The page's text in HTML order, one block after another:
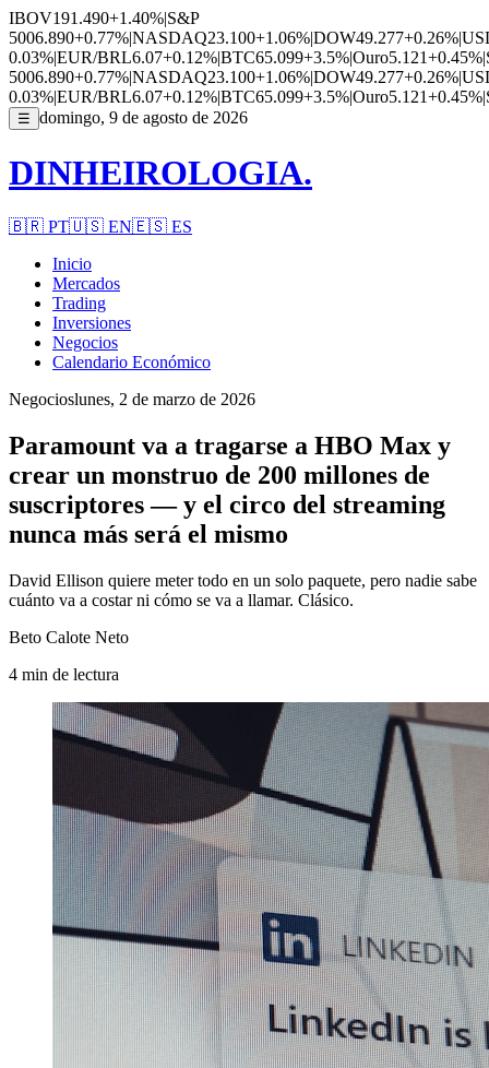
IBOV191.490+1.40%|S&P
5006.890+0.77%|NASDAQ23.100+1.06%|DOW49.277+0.26%|
0.03%|EUR/BRL6.07+0.12%|BTC65.099+3.5%|Ouro5.121+0.45%|
5006.890+0.77%|NASDAQ23.100+1.06%|DOW49.277+0.26%|
0.03%|EUR/BRL6.07+0.12%|BTC65.099+3.5%|Ouro5.121+0.45%|
☰ domingo, 9 de agosto de 2026
DINHEIROLOGIA.
🇧🇷 PT🇺🇸 EN🇪🇸 ES
Inicio
Mercados
Trading
Inversiones
Negocios
Calendario Económico
Negocioslunes, 2 de marzo de 2026
Paramount va a tragarse a HBO Max y
crear un monstruo de 200 millones de
suscriptores — y el circo del streaming
nunca más será el mismo
David Ellison quiere meter todo en un solo paquete, pero nadie sabe
cuánto va a costar ni cómo se va a llamar. Clásico.
Beto Calote Neto
4 min de lectura